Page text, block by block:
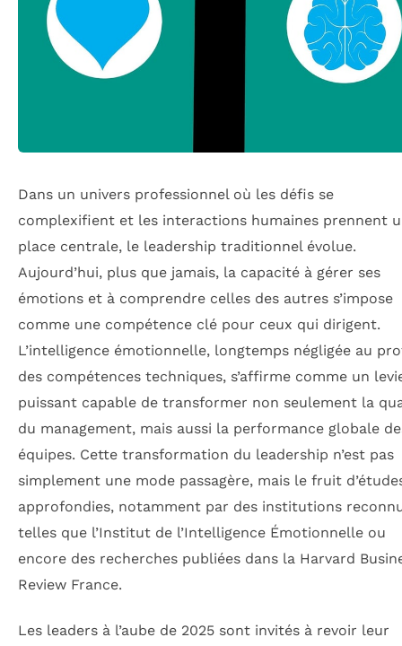
Dans un univers professionnel où les défis se
complexifient et les interactions humaines prennent
place centrale, le leadership traditionnel évolue.
Aujourd’hui, plus que jamais, la capacité à gérer ses
émotions et à comprendre celles des autres s’impose
comme une compétence clé pour ceux qui dirigent.
L’intelligence émotionnelle, longtemps négligée au
des compétences techniques, s’affirme comme un
puissant capable de transformer non seulement la
du management, mais aussi la performance globale
équipes. Cette transformation du leadership n’est pas
simplement une mode passagère, mais le fruit
approfondies, notamment par des institutions
telles que l’Institut de l’Intelligence Émotionnelle ou
encore des recherches publiées dans la Harvard
Review France.
Les leaders à l’aube de 2025 sont invités à revoir leur